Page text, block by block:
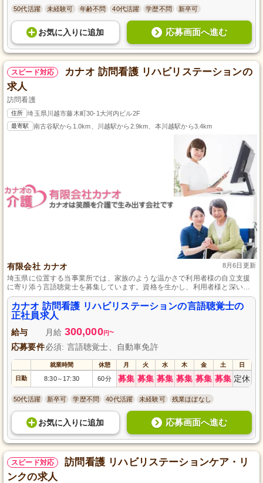
50代活躍 未経験可 年齢不問 40代活躍 学歴不問 新卒可
お気に入り に追加 応募画面へ進む
スピード対応
カナオ 訪問看護 リハビリステーションの
求人
訪問看護
住所 埼玉県川越市藤木町30-1大河内ビル2F
最寄駅 南古谷駅から1.0km、川越駅から2.9km、本川越駅から3.4km
有限会社 カナオ 8月6日更新
埼玉県に位置する当事業所では、家族のような温かさで利用者様の自立支援
に寄り添う言語聴覚士を募集しています。資格を生かし、利用者様と深い信
頼関係を築きながら、充実したサービスを提供できる方に最適です。日曜祝
日休みでプライベートも大切にできる環境で、やりがいを持って働いてみま
せんか。
カナオ 訪問看護 リハビリステーションの言語聴覚士の
正社員求人
給与 月給 300,000円~
応募要件必須: 言語聴覚士、自動車免許
就業時間 休憩 月 火 水 木 金 土 日
日勤 8:30～ 17:30 60分 募集 募集 募集 募集 募集 募集 定休
50代活躍 新卒可 学歴不問 40代活躍 未経験可 残業ほぼなし
お気に入り に追加 応募画面へ進む
スピード対応
訪問看護 リハビリステーションケア・リ
ンクの求人